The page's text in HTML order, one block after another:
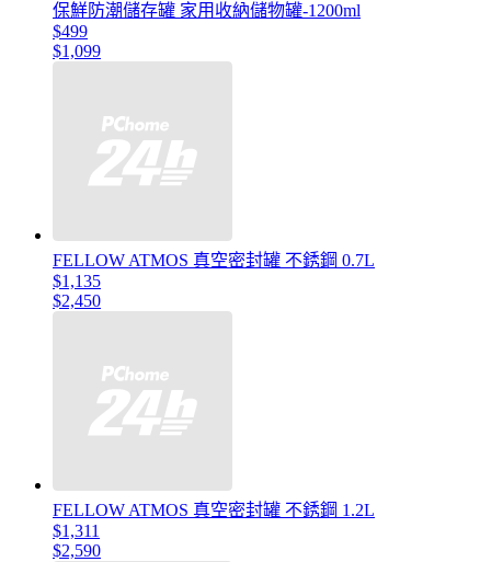
保鮮防潮儲存罐 家用收納儲物罐-1200ml
$499
$1,099
FELLOW ATMOS 真空密封罐 不銹鋼 0.7L
$1,135
$2,450
FELLOW ATMOS 真空密封罐 不銹鋼 1.2L
$1,311
$2,590